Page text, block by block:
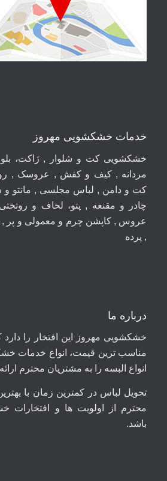
خدمات خشکشویی مهروز
خشکشویی کت و شلوار , ژاکت،
مردانه , کیف و کفش , عروسک ,
کت و دامن , لباس مجلسی , مانتو و
چادر و مقنعه , پتو، لحاف و
عروس , کاپشن چرم و معمولی و پر ,
, پرده
درباره ما
خشکشویی مهروز این افتخار را دارد
مناسب ترین قیمت، انواع خدمات
انواع البسه را به مشتریان محترم ارائه
تحویل لباس در کمترین زمان با
محترم از اولویت ها و
باشد.